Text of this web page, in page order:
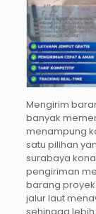
Mengirim
banyak
menampung
satu pilihan
surabaya
pengiriman
barang
jalur laut